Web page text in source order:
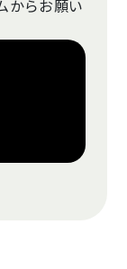
からお願い